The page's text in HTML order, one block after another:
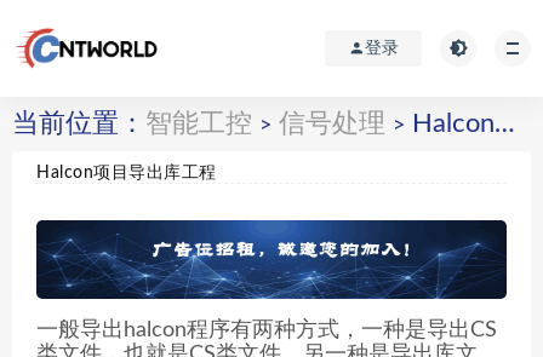
登录
当前位置： 智能工控 > 信号处理 > Halcon项目导出库工程
Halcon项目导出库工程
一般导出halcon程序有两种方式，一种是导出CS